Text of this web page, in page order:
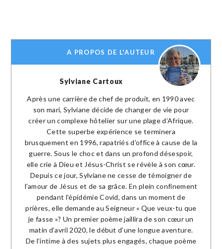
A PROPOS DE L'AUTEUR
Sylviane Cartoux
Après une carrière de chef de produit, en 1990 avec
son mari, Sylviane décide de changer de vie pour
créer un complexe hôtelier sur une plage d’Afrique.
Cette superbe expérience se terminera
brusquement en 1996, rapatriés d’office à cause de la
guerre. Sous le choc et dans un profond désespoir,
elle crie à Dieu et Jésus-Christ se révèle à son cœur.
Depuis ce jour, Sylviane ne cesse de témoigner de
l’amour de Jésus et de sa grâce. En plein confinement
pendant l’épidémie Covid, dans un moment de
prières, elle demande au Seigneur « Que veux-tu que
je fasse »? Un premier poème jaillira de son cœur un
matin d’avril 2020, le début d’une longue aventure.
De l’intime à des sujets plus engagés, chaque poème